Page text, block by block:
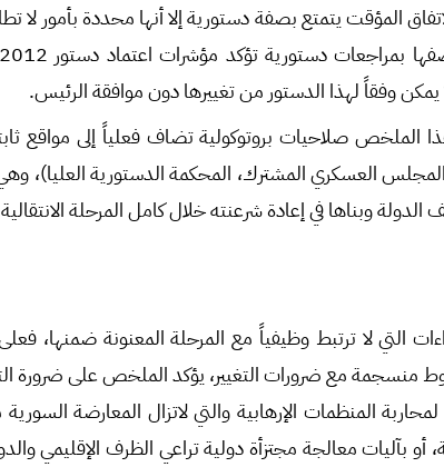
المؤقت يتمتع بصفة دستورية إلا أنها محددة بأمور لا
يمكن وفقاً لهذا الدستور من تغييرها دون موافقة الرئيس.
صلاحيات بروتوكولية تضاف فعلياً إلى مواقع
العسكري المشترك، المحكمة الدستورية العليا)،
وبناها في إعادة شرعنته خلال كامل المرحلة
لا ترتبط وظيفياً مع المرحلة المعنونة ضمنها،
منسجمة مع ضرورات التغيير، يؤكد الملخص على ضرورة
المنظمات الإرهابية والتي لاتزال المعارضة
أو بآليات معالجة مجتزأة دولية تراعي الظرف الإقليمي